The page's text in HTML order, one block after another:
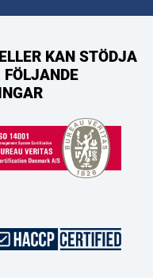
KAN STÖDJA
FÖLJANDE